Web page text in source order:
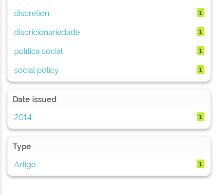
discretion 1
discricionariedade 1
política social 1
social policy 1
Date issued
2014
1
Type
Artigo
1